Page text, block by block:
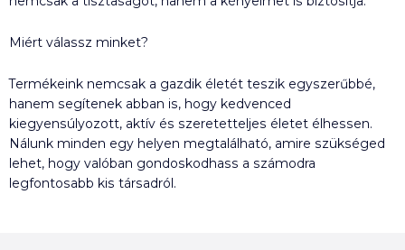
Miért válassz minket?
Termékeink nemcsak a gazdik életét teszik egyszerűbbé,
hanem segítenek abban is, hogy kedvenced
kiegyensúlyozott, aktív és szeretetteljes életet élhessen.
Nálunk minden egy helyen megtalálható, amire szükséged
lehet, hogy valóban gondoskodhass a számodra
legfontosabb kis társadról.